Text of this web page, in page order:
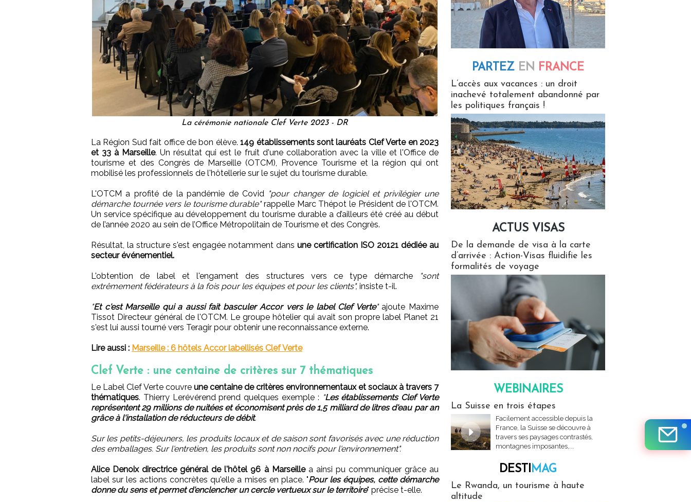
La cérémonie nationale Clef Verte 2023 - DR
La Région Sud fait office de bon élève.149 établissements sont lauréats Clef Verte en 2023
et 33 à Marseille. Un résultat qui est le fruit d'une collaboration avec la ville et l'Office de
tourisme et des Congrès de Marseille (OTCM), Provence Tourisme et la région qui ont
mobilisé les professionnels de l'hôtellerie sur le sujet du tourisme durable.
L'OTCM a profité de la pandémie de Covid "pour changer de logiciel et privilégier une
démarche tournée vers le tourisme durable"rappelle Marc Thépot le Président de l'OTCM.
Un service spécifique au développement du tourisme durable a d’ailleurs été créé au début
de l’année 2020 au sein de l’Office Métropolitain de Tourisme et des Congrès.
Résultat, la structure s'est engagée notamment dans une certification ISO 20121 dédiée au
secteur événementiel.
L'obtention de label et l'engament des structures vers ce type démarche
"sont
extrêmement fédérateurs à la fois pour les équipes et pour les clients", insiste t-il.
"Et c'est Marseille qui a aussi fait basculer Accor vers le label Clef Verte"ajoute Maxime
Tissot Directeur général de l'OTCM. Le groupe hôtelier qui avait son propre label Planet 21
s'est lui aussi tourné vers Teragir pour obtenir une reconnaissance externe.
Lire aussi : Marseille : 6 hôtels Accor labellisés Clef Verte
Clef Verte : une centaine de critères sur 7 thématiques
Le Label Clef Verte couvre une centaine de critères environnementaux et sociaux à travers 7
thématiques. Thierry Lerévérend prend quelques exemple : "Les établissements Clef Verte
représentent 29 millions de nuitées et économisent près de 1,5 milliard de litres d'eau par an
grâce à l'installation de réducteurs de débit.
Sur les petits-déjeuners, les produits locaux et de saison sont favorisés avec une réduction
des emballages. Sur l'entretien, les produits sont non nocifs pour l'environnement".
Alice Denoix directrice général de l'hôtel 96 à Marseillea ainsi pu communiquer grâce au
label sur les actions concrètes qu'elle a mises en place. "Pour les équipes, cette démarche
donne du sens et permet d'enclencher un cercle vertueux sur le territoire" précise t-elle.
PARTEZ EN FRANCE
L’accès aux vacances : un droit
inachevé totalement abandonné par
les politiques français !
ACTUS VISAS
De la demande de visa à la carte
d’arrivée : Action-Visas fluidifie les
formalités de voyage
WEBINAIRES
La Suisse en trois étapes
Facilement accessible depuis la
France, la Suisse se découvre à
travers ses paysages contrastés,
montagnes imposantes,...
DESTIMAG
Le Rwanda, un tourisme à haute
altitude